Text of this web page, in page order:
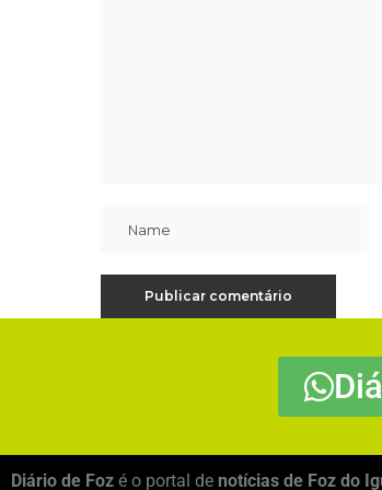
Diário de Foz é o portal de notícias de Foz do